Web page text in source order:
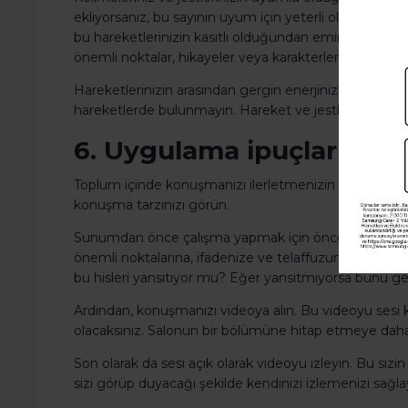
ekliyorsanız, bu sayının uyum için yeterli olmasına
bu hareketlerinizin kasıtlı olduğundan emin olun.
önemli noktalar, hikayeler veya karakterler arasında
Hareketlerinizin arasından gergin enerjinizin
hareketlerde bulunmayın. Hareket ve jestlerinizi
6. Uygulama ipuçları
Toplum içinde konuşmanızı ilerletmenizin en iyi yolu
konuşma tarzınızı görün.
Sunumdan önce çalışma yapmak için önce
önemli noktalarına, ifadenize ve telaffuzunuza
bu hisleri yansıtıyor mu? Eğer yansıtmıyorsa bunu
Ardından, konuşmanızı videoya alın. Bu videoyu
olacaksınız. Salonun bir bölümüne hitap etmeye daha
Son olarak da sesi açık olarak videoyu izleyin. Bu
sizi görüp duyacağı şekilde kendinizi izlemenizi